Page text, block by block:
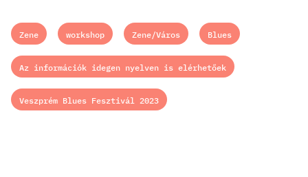
Zene workshop Zene/Város Blues
Az információk idegen nyelven is elérhetőek
Veszprém Blues Fesztivál 2023